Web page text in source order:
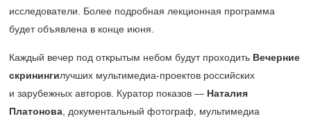
исследователи. Более подробная лекционная программа
будет объявлена в конце июня.
Каждый вечер под открытым небом будут проходить Вечерние
скринингилучших мультимедиа-проектов российских
и зарубежных авторов. Куратор показов — Наталия
Платонова, документальный фотограф, мультимедиа